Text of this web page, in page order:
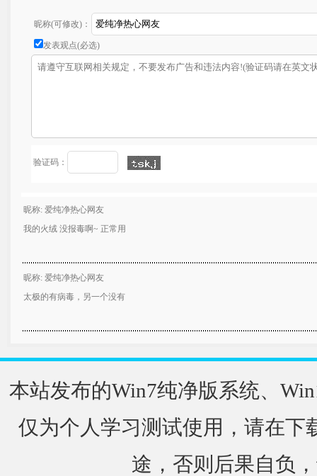
昵称(可修改)：
发表观点(必选)
验证码：
昵称: 爱纯净热心网友
我的火绒 没报毒啊~ 正常用
昵称: 爱纯净热心网友
太极的有病毒，另一个没有
本站发布的Win7纯净版系统、
仅为个人学习测试使用，请在下
途，否则后果自负